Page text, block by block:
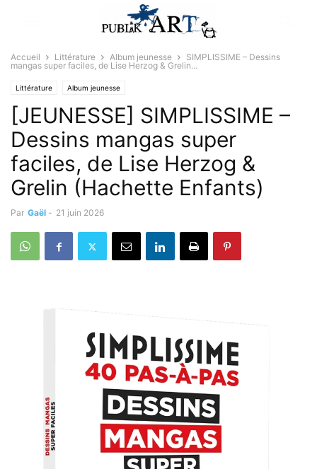
Accueil Littérature Album jeunesse
SIMPLISSIME – Dessins
mangas super faciles, de Lise Herzog & Grelin...
Littérature Album jeunesse
[JEUNESSE] SIMPLISSIME –
Dessins mangas super
faciles, de Lise Herzog &
Grelin (Hachette Enfants)
Par Gaël - 21 juin 2026